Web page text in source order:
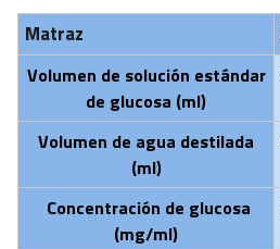
Matraz
Volumen de solución estándar
de glucosa (ml)
Volumen de agua destilada
(ml)
Concentración de glucosa
(mg/ml)